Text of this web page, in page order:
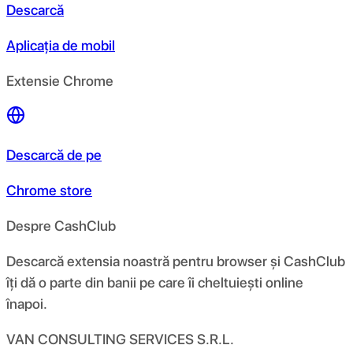
Descarcă
Aplicația de mobil
Extensie Chrome
Descarcă de pe
Chrome store
Despre CashClub
Descarcă extensia noastră pentru browser și CashClub
îți dă o parte din banii pe care îi cheltuiești online
înapoi.
VAN CONSULTING SERVICES S.R.L.